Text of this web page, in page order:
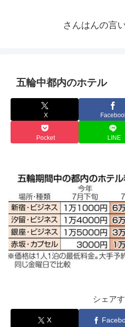
さんはんの言
五輪中都内のホテル
X
Pocket LINE
シェア
X